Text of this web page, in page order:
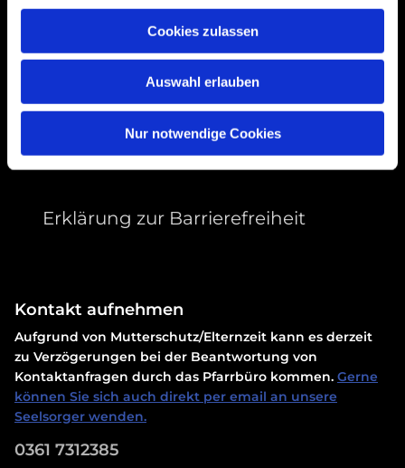
Cookies zulassen
Auswahl erlauben
Nur notwendige Cookies
Accept cookies
Erklärung zur Barrierefreiheit
Kontakt aufnehmen
Aufgrund von Mutterschutz/Elternzeit kann es derzeit
zu Verzögerungen bei der Beantwortung von
Kontaktanfragen durch das Pfarrbüro kommen. Gerne
können Sie sich auch direkt per email an unsere
Seelsorger wenden.
0361 7312385